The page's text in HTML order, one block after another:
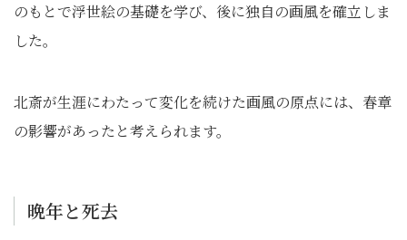
のもとで浮世絵の基礎を学び、後に独自の画風を確立しま
した。
北斎が生涯にわたって変化を続けた画風の原点には、春章
の影響があったと考えられます。
晩年と死去